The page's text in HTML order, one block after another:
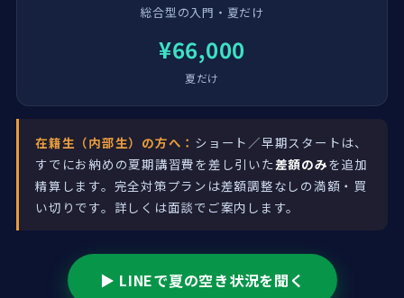
総合型の入門・夏だけ
¥66,000
夏だけ
在籍生（内部生）の方へ： ショート／早期スタートは、
すでにお納めの夏期講習費を差し引いた差額のみを追加
精算します。完全対策プランは差額調整なしの満額・買
い切りです。詳しくは面談でご案内します。
▶ LINEで夏の空き状況を聞く